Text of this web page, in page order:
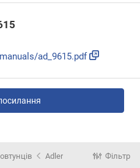
ad_9615.pdf
Adler Фільтр